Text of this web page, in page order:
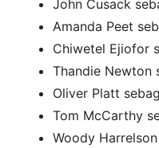
John Cusack
Amanda Peet
Chiwetel Ejiofor
Thandie Newton
Oliver Platt
Tom McCarthy
Woody